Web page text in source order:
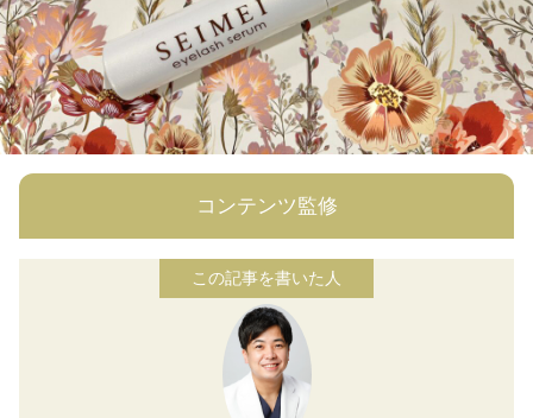
コンテンツ監修